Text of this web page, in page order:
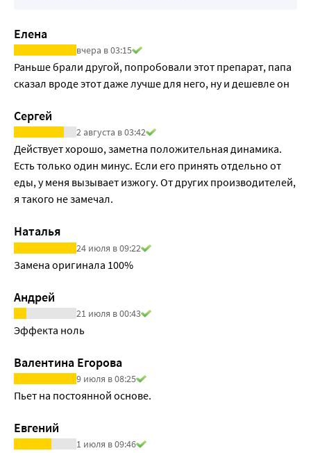
Кроме того, снижается риск острой задержки мочи и
необходимости хирургического вмешательства. Под
действием тамсулозина расслабляются мышцы
предстательной железы. В результате облегчается
процесс мочеиспускания, и симптомы заболевания
быстро ослабевают.
Елена
вчера в 03:15
Раньше брали другой, попробовали этот препарат, папа
сказал вроде этот даже лучше для него, ну и дешевле он
Сергей
2 августа в 03:42
Действует хорошо, заметна положительная динамика.
Есть только один минус. Если его принять отдельно от
еды, у меня вызывает изжогу. От других производителей,
я такого не замечал.
Наталья
24 июля в 09:22
Замена оригинала 100%
Андрей
21 июля в 00:43
Эффекта ноль
Валентина Егорова
9 июля в 08:25
Пьет на постоянной основе.
Евгений
1 июля в 09:46